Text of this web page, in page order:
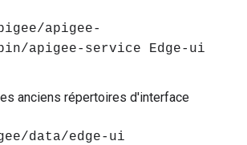
apigee-
apigee-service Edge-ui
anciens répertoires d'interface
data/edge-ui